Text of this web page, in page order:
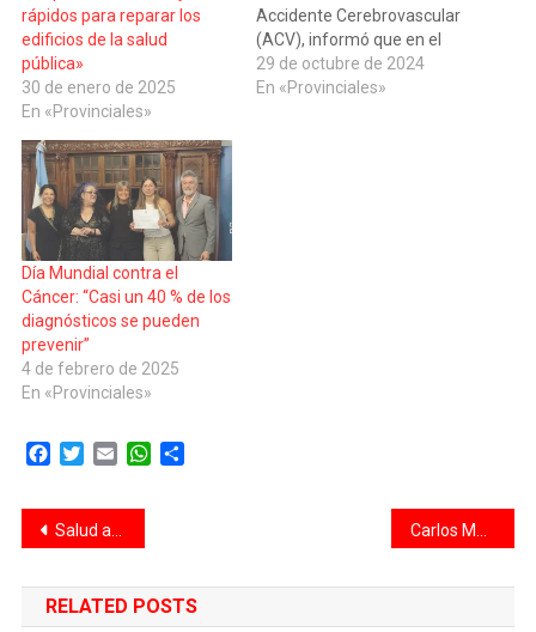
rápidos para reparar los
edificios de la salud
pública»
30 de enero de 2025
En «Provinciales»
Accidente Cerebrovascular
(ACV), informó que en el
año 2023 hubo
aproximadamente 800
29 de octubre de 2024
En «Provinciales»
Día Mundial contra el
Cáncer: “Casi un 40 % de los
diagnósticos se pueden
prevenir”
4 de febrero de 2025
En «Provinciales»
Facebook
TwitterEmail WhatsApp
Navegación
de
Salud avanza en estrategias para prevenir situaciones de violencia en las Guardias de hospitales
RELATED POSTS